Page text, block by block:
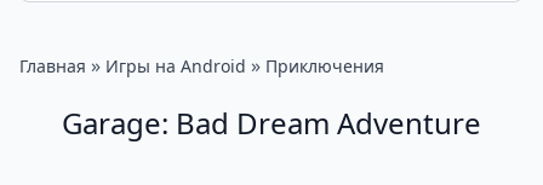
Главная » Игры на Android » Приключения
Garage: Bad Dream Adventure